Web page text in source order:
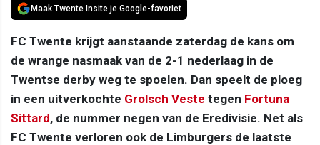
Maak Twente Insite je Google-favoriet
FC Twente krijgt aanstaande zaterdag de kans om
de wrange nasmaak van de 2-1 nederlaag in de
Twentse derby weg te spoelen. Dan speelt de ploeg
in een uitverkochte Grolsch Veste tegen Fortuna
Sittard, de nummer negen van de Eredivisie. Net als
FC Twente verloren ook de Limburgers de laatste